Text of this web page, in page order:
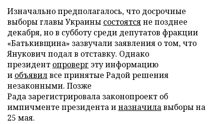
Изначально предполагалось, что досрочные
выборы главы Украины состоятсяне позднее
декабря, но в субботу среди депутатов фракции
«Батькивщина» зазвучали заявления о том, что
Янукович подал в отставку. Однако
президент опроверг эту информацию
и объявилвсе принятые Радой решения
незаконными. Позже
Рада зарегистрировала законопроект об
импичменте президента иназначилавыборы на
25 мая.